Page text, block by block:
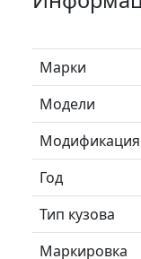
Марки
Модели
Модификация
Год
Тип кузова
Маркировка